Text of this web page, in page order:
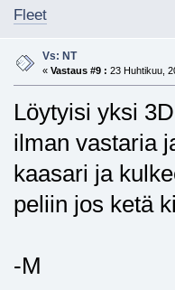
Fleet
Vs: NT
« Vastaus #9 : 23 Huhtikuu,
Löytyisi yksi
ilman vastaria
kaasari ja
peliin jos ketä
-M